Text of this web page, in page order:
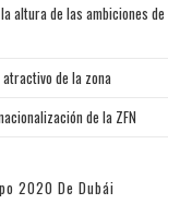
altura de las ambiciones de
de la zona
de la ZFN
2020 De Dubái